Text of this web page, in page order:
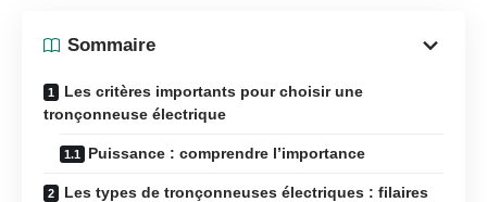
Sommaire
Les critères importants pour choisir une
tronçonneuse électrique
Puissance : comprendre l’importance
Les types de tronçonneuses électriques : filaires